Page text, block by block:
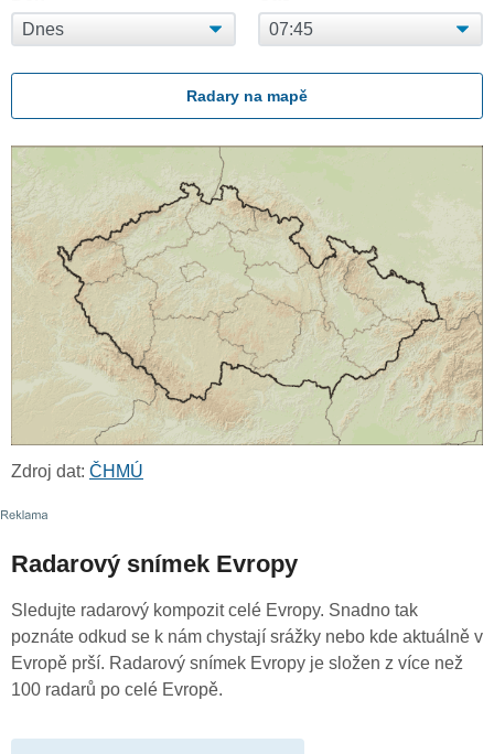
Radary na mapě
Zdroj dat: ČHMÚ
Radarový snímek Evropy
Sledujte radarový kompozit celé Evropy. Snadno tak
poznáte odkud se k nám chystají srážky nebo kde aktuálně v
Evropě prší. Radarový snímek Evropy je složen z více než
100 radarů po celé Evropě.